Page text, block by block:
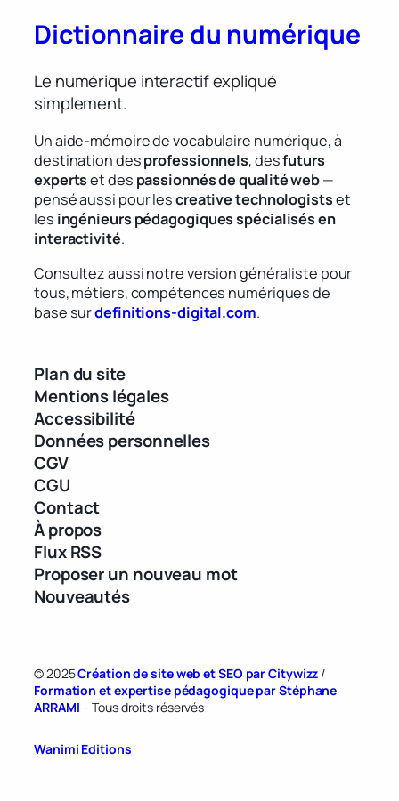
Dictionnaire du numérique
Le numérique interactif expliqué
simplement.
Un aide-mémoire de vocabulaire numérique, à
destination desprofessionnels, desfuturs
expertset des passionnés de qualité web—
pensé aussi pour lescreative technologistset
les ingénieurs pédagogiques spécialisés en
interactivité.
Consultez aussi notre version généraliste pour
tous, métiers, compétences numériques de
base surdefinitions-digital.com.
Plan du site
Mentions légales
Accessibilité
Données personnelles
CGV
CGU
Contact
À propos
Flux RSS
Proposer un nouveau mot
Nouveautés
© 2025Création de site web et SEO par Citywizz /
Formation et expertise pédagogique par Stéphane
ARRAMI– Tous droits réservés
Wanimi Editions